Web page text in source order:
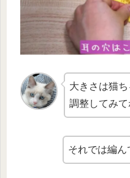
大きさは猫
調整してみて
それでは編ん